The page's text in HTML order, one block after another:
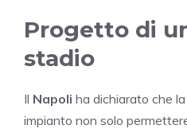
Progetto di
stadio
Il Napoli ha dichiarato che
impianto non solo